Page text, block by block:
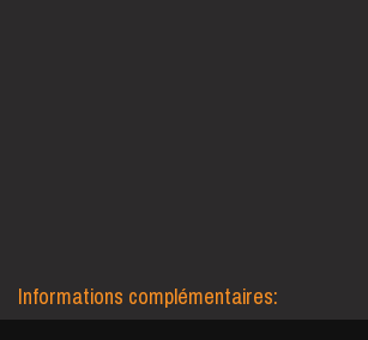
Informations complémentaires: